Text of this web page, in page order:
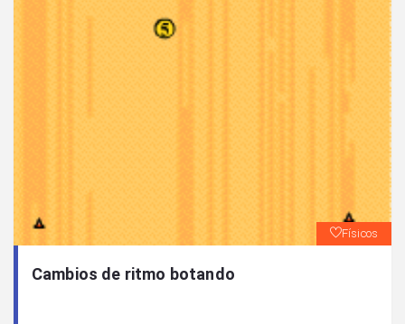
Físicos
Cambios de ritmo botando